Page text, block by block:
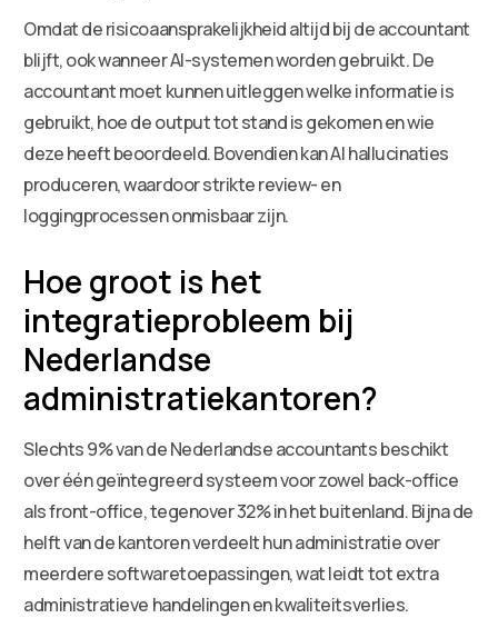
Omdat de risicoaansprakelijkheid altijd bij de accountant
blijft, ook wanneer AI-systemen worden gebruikt. De
accountant moet kunnen uitleggen welke informatie is
gebruikt, hoe de output tot stand is gekomen en wie
deze heeft beoordeeld. Bovendien kan AI hallucinaties
produceren, waardoor strikte review- en
loggingprocessen onmisbaar zijn.
Hoe groot is het
integratieprobleem bij
Nederlandse
administratiekantoren?
Slechts 9% van de Nederlandse accountants beschikt
over één geïntegreerd systeem voor zowel back-office
als front-office, tegenover 32% in het buitenland. Bijna de
helft van de kantoren verdeelt hun administratie over
meerdere softwaretoepassingen, wat leidt tot extra
administratieve handelingen en kwaliteitsverlies.